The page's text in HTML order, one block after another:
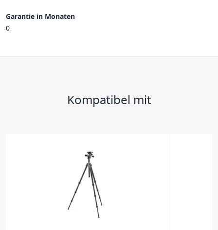
Garantie in Monaten
0
Kompatibel mit